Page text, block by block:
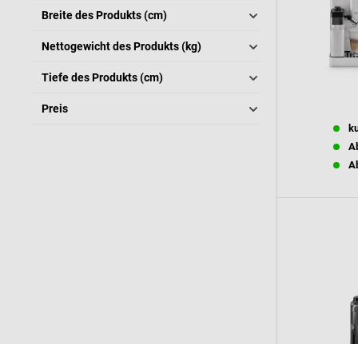
Breite des Produkts (cm)
Nettogewicht des Produkts (kg)
Tiefe des Produkts (cm)
Preis